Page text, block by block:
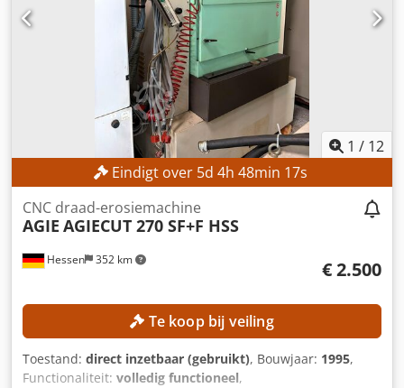
1 / 12
Eindigt over 5d 4h 48min 15s
Hessen 352 km
CNC draad-erosiemachine
AGIE AGIECUT 270 SF+F HSS
€ 2.500
Te koop bij veiling
Toestand: direct inzetbaar (gebruikt), Bouwjaar: 1995,
Functionaliteit: volledig functioneel,